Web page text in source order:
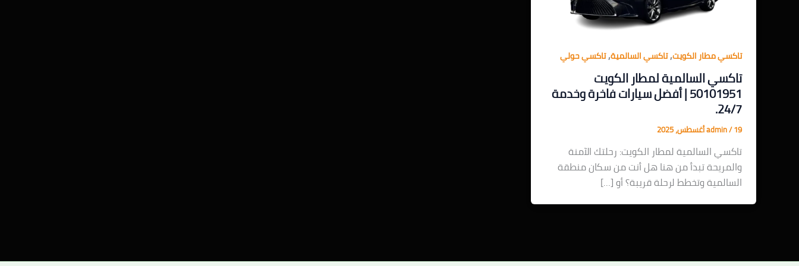
تاكسي مطار الكويت,تاكسي السالمية,تاكسي حولي
تاكسي السالمية لمطار الكويت
50101951 | أفضل سيارات فاخرة وخدمة
24/7.
admin/19 أغسطس، 2025
تاكسي السالمية لمطار الكويت: رحلتك الآمنة
والمريحة تبدأ من هنا هل أنت من سكان منطقة
السالمية وتخطط لرحلة قريبة؟ أو […]